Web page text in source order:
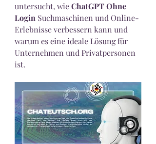
untersucht, wie ChatGPT Ohne
Login Suchmaschinen und Online-
Erlebnisse verbessern kann und
warum es eine ideale Lösung für
Unternehmen und Privatpersonen
ist.